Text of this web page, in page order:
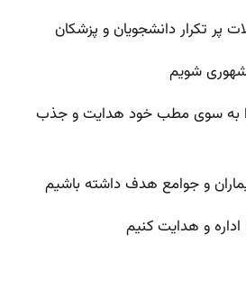
تکرار دانشجویان و پزشکان
شویم
را به سوی مطب خود هدایت و جذب
و جوامع هدف داشته باشیم
و هدایت کنیم